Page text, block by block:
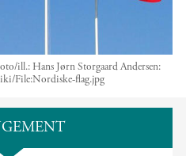
ill.: Hans Jørn Storgaard Andersen:
File:Nordiske-flag.jpg